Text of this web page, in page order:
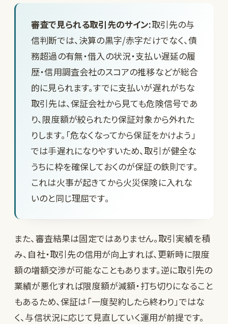
審査で見られる取引先のサイン:取引先の与
信判断では、決算の黒字/赤字だけでなく、債
務超過の有無・借入の状況・支払い遅延の履
歴・信用調査会社のスコアの推移などが総合
的に見られます。すでに支払いが遅れがちな
取引先は、保証会社から見ても危険信号であ
り、限度額が絞られたり保証対象から外れた
りします。「危なくなってから保証をかけよう」
では手遅れになりやすいため、取引が健全な
うちに枠を確保しておくのが保証の鉄則です。
これは火事が起きてから火災保険に入れな
いのと同じ理屈です。
また、審査結果は固定ではありません。取引実績を積
み、自社・取引先の信用が向上すれば、更新時に限度
額の増額交渉が可能なこともあります。逆に取引先の
業績が悪化すれば限度額が減額・打ち切りになること
もあるため、保証は「一度契約したら終わり」ではな
く、与信状況に応じて見直していく運用が前提です。